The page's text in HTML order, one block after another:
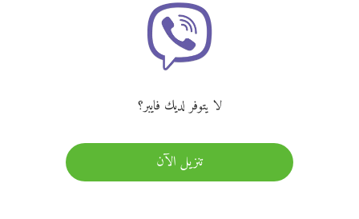
لا يتوفر لديك فايبر؟
تنزيل الآن